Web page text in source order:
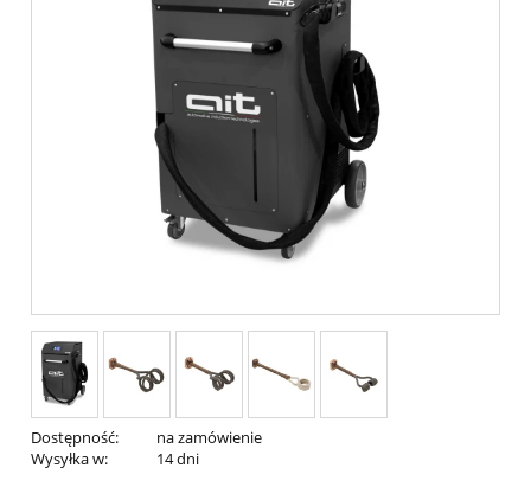
Dostępność:
na zamówienie
Wysyłka w:
14 dni